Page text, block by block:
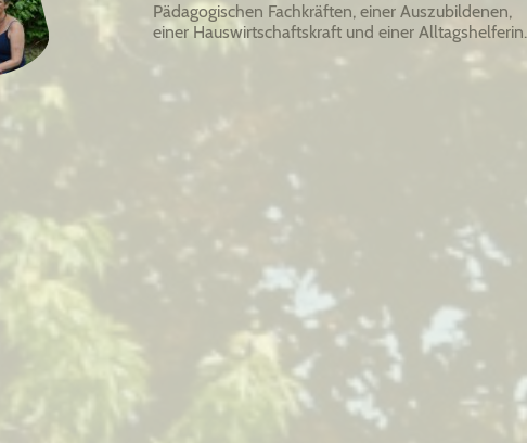
Pädagogischen Fachkräften, einer Auszubildenen,
einer Hauswirtschaftskraft und einer Alltagshelferin.